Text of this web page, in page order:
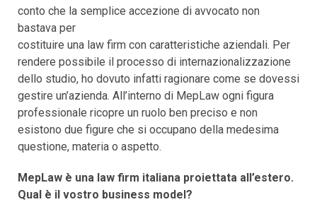
conto che la semplice accezione di avvocato non
bastava per
costituire una law firm con caratteristiche aziendali. Per
rendere possibile il processo di internazionalizzazione
dello studio, ho dovuto infatti ragionare come se dovessi
gestire un’azienda. All’interno di MepLaw ogni figura
professionale ricopre un ruolo ben preciso e non
esistono due figure che si occupano della medesima
questione, materia o aspetto.
MepLaw è una law firm italiana proiettata all’estero.
Qual è il vostro business model?